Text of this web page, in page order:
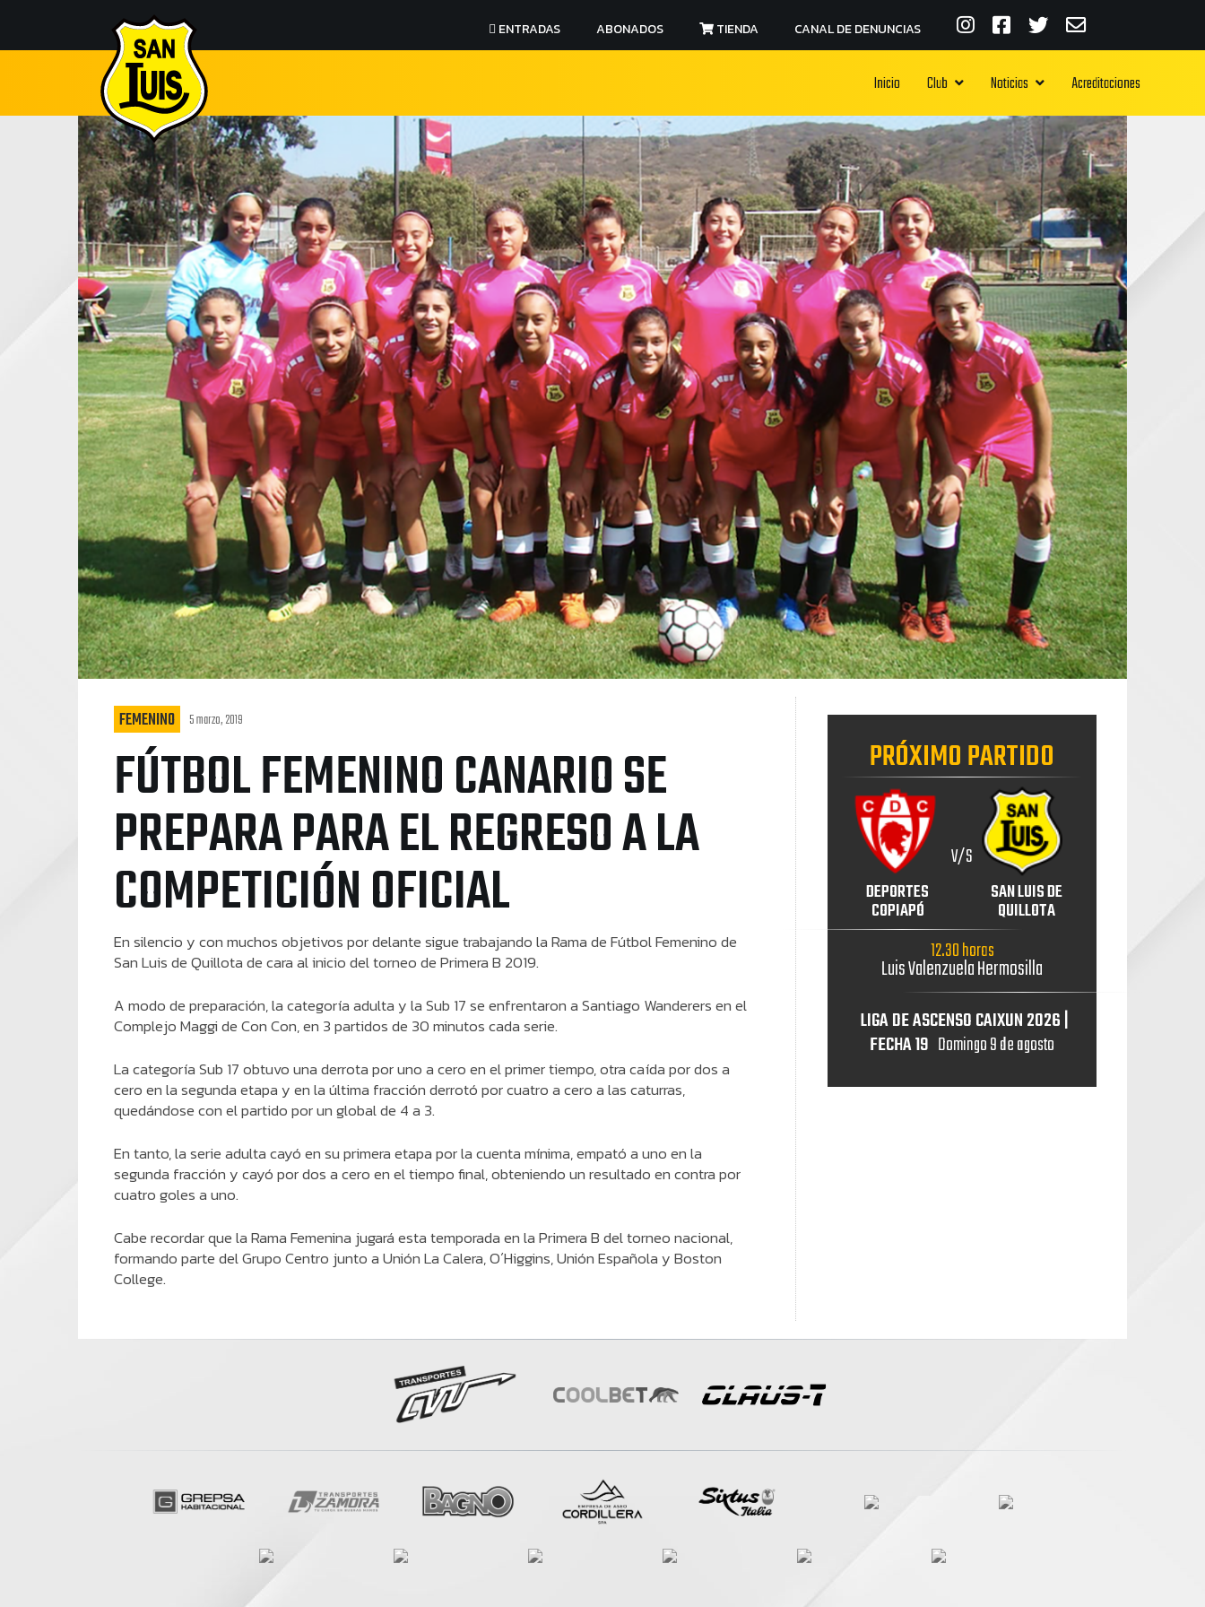
ENTRADAS ABONADOS TIENDA CANAL DE DENUNCIAS
Inicio Club Noticias Acreditaciones
FEMENINO 5 marzo, 2019
FÚTBOL FEMENINO CANARIO SE
PREPARA PARA EL REGRESO A LA
COMPETICIÓN OFICIAL
En silencio y con muchos objetivos por delante sigue trabajando la Rama de Fútbol Femenino de
San Luis de Quillota de cara al inicio del torneo de Primera B 2019.
A modo de preparación, la categoría adulta y la Sub 17 se enfrentaron a Santiago Wanderers en el
Complejo Maggi de Con Con, en 3 partidos de 30 minutos cada serie.
La categoría Sub 17 obtuvo una derrota por uno a cero en el primer tiempo, otra caída por dos a
cero en la segunda etapa y en la última fracción derrotó por cuatro a cero a las caturras,
quedándose con el partido por un global de 4 a 3.
En tanto, la serie adulta cayó en su primera etapa por la cuenta mínima, empató a uno en la
segunda fracción y cayó por dos a cero en el tiempo final, obteniendo un resultado en contra por
cuatro goles a uno.
Cabe recordar que la Rama Femenina jugará esta temporada en la Primera B del torneo nacional,
formando parte del Grupo Centro junto a Unión La Calera, O´Higgins, Unión Española y Boston
College.
PRÓXIMO PARTIDO
DEPORTES
COPIAPÓ
V/S
SAN LUIS DE
QUILLOTA
12.30 horas
Luis Valenzuela Hermosilla
LIGA DE ASCENSO CAIXUN 2026 |
FECHA 19 Domingo 9 de agosto